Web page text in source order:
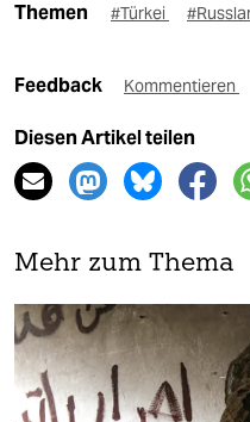
Themen #Türkei
Feedback Kommentieren
Diesen Artikel teilen
Mehr zum Thema